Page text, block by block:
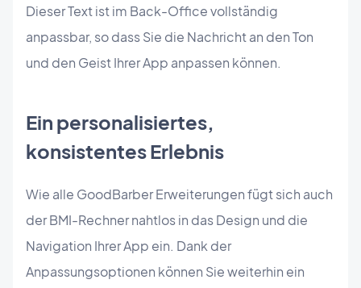
Dieser Text ist im Back-Office vollständig
anpassbar, so dass Sie die Nachricht an den Ton
und den Geist Ihrer App anpassen können.
Ein personalisiertes,
konsistentes Erlebnis
Wie alle GoodBarber Erweiterungen fügt sich auch
der BMI-Rechner nahtlos in das Design und die
Navigation Ihrer App ein. Dank der
Anpassungsoptionen können Sie weiterhin ein